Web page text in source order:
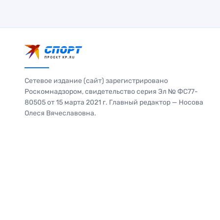
Сетевое издание (сайт) зарегистрировано
Роскомнадзором, свидетельство серия Эл № ФС77-
80505 от 15 марта 2021 г. Главный редактор — Носова
Олеся Вячеславовна.